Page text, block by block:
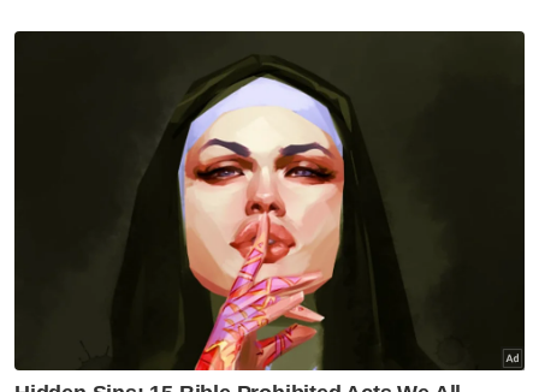
melaksanakan projek menaik taraf
Berita Telus & Tulus menerusi E-Mel setiap